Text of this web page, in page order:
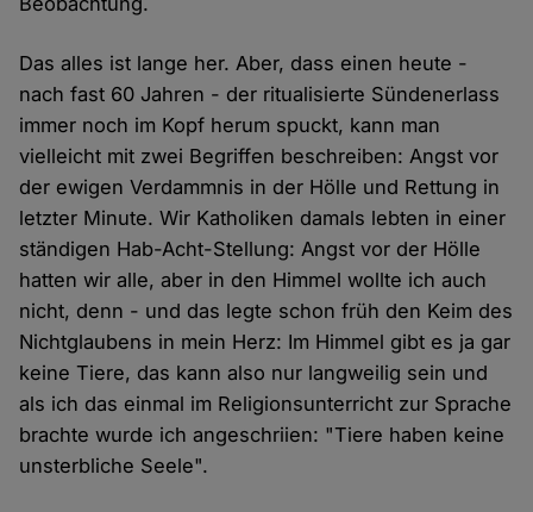
Das alles ist lange her. Aber, dass einen heute -
nach fast 60 Jahren - der ritualisierte Sündenerlass
immer noch im Kopf herum spuckt, kann man
vielleicht mit zwei Begriffen beschreiben: Angst vor
der ewigen Verdammnis in der Hölle und Rettung in
letzter Minute. Wir Katholiken damals lebten in einer
ständigen Hab-Acht-Stellung: Angst vor der Hölle
hatten wir alle, aber in den Himmel wollte ich auch
nicht, denn - und das legte schon früh den Keim des
Nichtglaubens in mein Herz: Im Himmel gibt es ja gar
keine Tiere, das kann also nur langweilig sein und
als ich das einmal im Religionsunterricht zur Sprache
brachte wurde ich angeschriien: "Tiere haben keine
unsterbliche Seele".